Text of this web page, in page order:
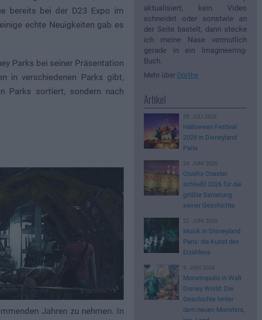
bereits bei der D23 Expo im
echte Neuigkeiten gab es
Parks bei seiner Präsentation
in verschiedenen Parks gibt,
Parks sortiert, sondern nach
Jahren zu nehmen. In
aktualisiert, kein Video
schneidet oder sonstwie an
der Seite bastelt, dann stecke
ich meine Nase vermutlich
gerade in ein Imagineering-
Buch.
Mehr über Dörthe
Artikel
29. JULI 2026
Halloween Festival
2026 in Disneyland
Paris
24. JUNI 2026
Crush’s Coaster
schließt 2026 für die
größte Sanierung
seiner Geschichte
22. JUNI 2026
Musik in Disneyland
Paris: die Kunst des
Erzählens
9. JUNI 2026
Monstropolis in Walt
Disney World: Die
Geschichte hinter
dem neuen Monsters,